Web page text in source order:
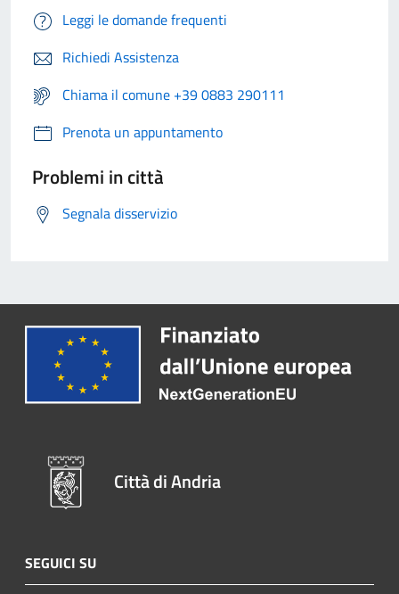
Leggi le domande frequenti
Richiedi Assistenza
Chiama il comune +39 0883 290111
Prenota un appuntamento
Problemi in città
Segnala disservizio
Città di Andria
SEGUICI SU